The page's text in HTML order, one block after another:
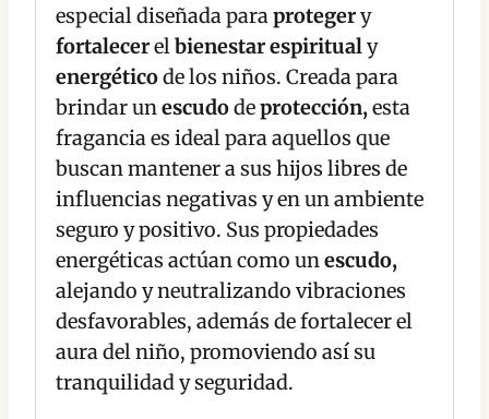
especial diseñada paraprotegery
fortalecerelbienestar espiritualy
energéticode los niños. Creada para
brindar unescudodeprotección,esta
fragancia es ideal para aquellos que
buscan mantener a sus hijos libres de
influencias negativas y en un ambiente
seguro y positivo. Sus propiedades
energéticas actúan como unescudo,
alejando y neutralizando vibraciones
desfavorables, además de fortalecer el
aura del niño, promoviendo así su
tranquilidad y seguridad.